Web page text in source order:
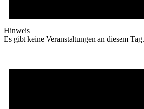
Hinweis
Es gibt keine Veranstaltungen an diesem Tag.